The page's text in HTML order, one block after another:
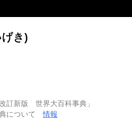
き)
訂新版 世界大百科事典」
典について情報